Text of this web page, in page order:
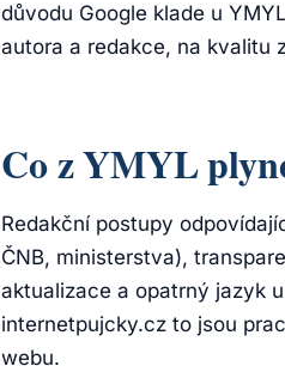
důvodu Google klade u
autora a redakce, na kvalitu
Co z YMYL
Redakční postupy
ČNB, ministerstva),
aktualizace a opatrný jazyk
internetpujcky.cz to jsou
webu.